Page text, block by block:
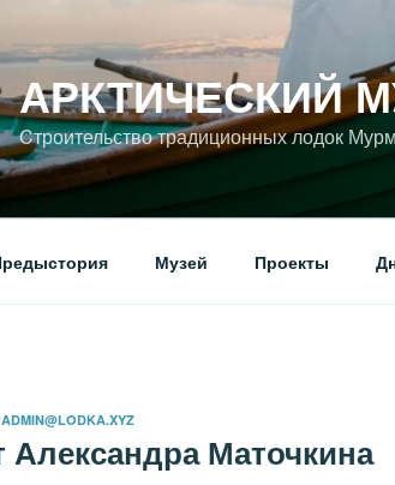
АРКТИЧЕСКИЙ
Cтроительство традиционных лодок
Музей Проекты
ADMIN@LODKA.XYZ
Александра Маточкина